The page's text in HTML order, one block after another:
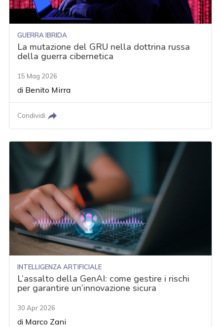
GUERRA IBRIDA
La mutazione del GRU nella dottrina russa
della guerra cibernetica
15 Mag 2026
di Benito Mirra
Condividi
INTELLIGENZA ARTIFICIALE
L’assalto della GenAI: come gestire i rischi
per garantire un’innovazione sicura
30 Apr 2026
di Marco Zani